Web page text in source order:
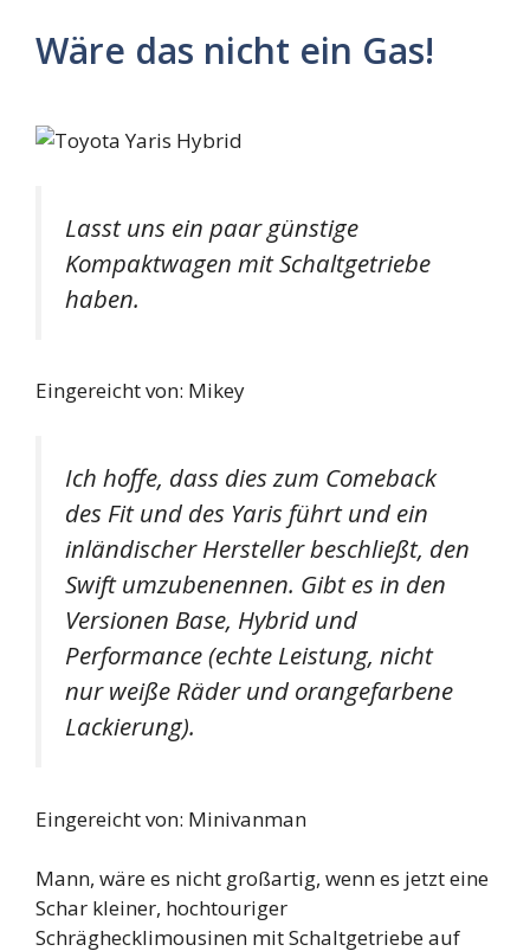
Wäre das nicht ein Gas!
Lasst uns ein paar günstige
Kompaktwagen mit Schaltgetriebe
haben.
Eingereicht von: Mikey
Ich hoffe, dass dies zum Comeback
des Fit und des Yaris führt und ein
inländischer Hersteller beschließt, den
Swift umzubenennen. Gibt es in den
Versionen Base, Hybrid und
Performance (echte Leistung, nicht
nur weiße Räder und orangefarbene
Lackierung).
Eingereicht von: Minivanman
Mann, wäre es nicht großartig, wenn es jetzt eine
Schar kleiner, hochtouriger
Schräghecklimousinen mit Schaltgetriebe auf